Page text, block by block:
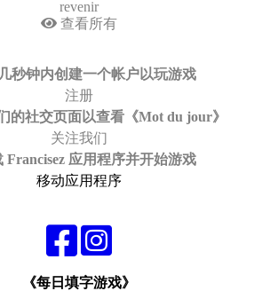
revenir
查看所有
秒钟内创建一个帐户以玩游戏
注册
的社交页面以查看《Mot du jour》
关注我们
Francisez 应用程序并开始游戏
移动应用程序
《每日填字游戏》